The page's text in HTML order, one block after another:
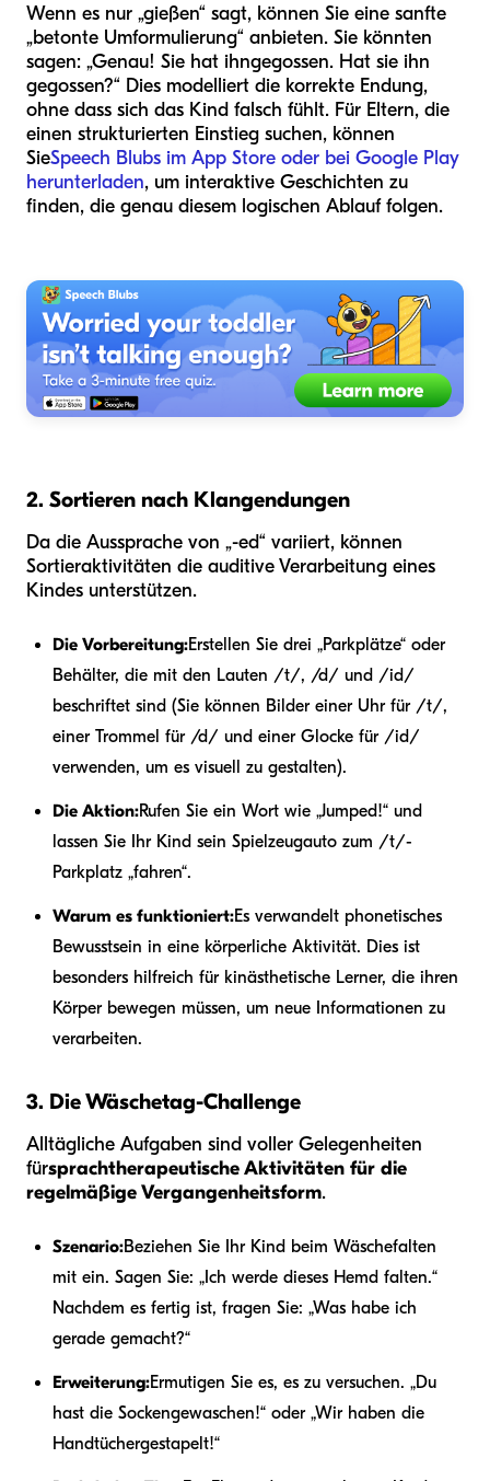
Wenn es nur „gießen“ sagt, können Sie eine sanfte
„betonte Umformulierung“ anbieten. Sie könnten
sagen: „Genau! Sie hat ihngegossen. Hat sie ihn
gegossen?“ Dies modelliert die korrekte Endung,
ohne dass sich das Kind falsch fühlt. Für Eltern, die
einen strukturierten Einstieg suchen, können
SieSpeech Blubs im App Store oder bei Google Play
herunterladen, um interaktive Geschichten zu
finden, die genau diesem logischen Ablauf folgen.
2. Sortieren nach Klangendungen
Da die Aussprache von „-ed“ variiert, können
Sortieraktivitäten die auditive Verarbeitung eines
Kindes unterstützen.
Die Vorbereitung:Erstellen Sie drei „Parkplätze“ oder
Behälter, die mit den Lauten /t/, /d/ und /id/
beschriftet sind (Sie können Bilder einer Uhr für /t/,
einer Trommel für /d/ und einer Glocke für /id/
verwenden, um es visuell zu gestalten).
Die Aktion:Rufen Sie ein Wort wie „Jumped!“ und
lassen Sie Ihr Kind sein Spielzeugauto zum /t/-
Parkplatz „fahren“.
Warum es funktioniert:Es verwandelt phonetisches
Bewusstsein in eine körperliche Aktivität. Dies ist
besonders hilfreich für kinästhetische Lerner, die ihren
Körper bewegen müssen, um neue Informationen zu
verarbeiten.
3. Die Wäschetag-Challenge
Alltägliche Aufgaben sind voller Gelegenheiten
fürsprachtherapeutische Aktivitäten für die
regelmäßige Vergangenheitsform.
Szenario:Beziehen Sie Ihr Kind beim Wäschefalten
mit ein. Sagen Sie: „Ich werde dieses Hemd falten.“
Nachdem es fertig ist, fragen Sie: „Was habe ich
gerade gemacht?“
Erweiterung:Ermutigen Sie es, es zu versuchen. „Du
hast die Sockengewaschen!“ oder „Wir haben die
Handtüchergestapelt!“